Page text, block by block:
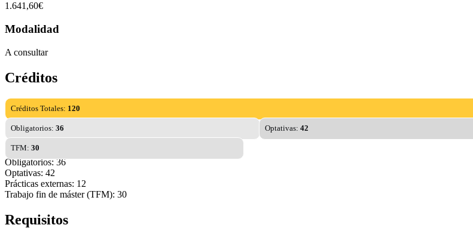
1.641,60€
Modalidad
A consultar
Créditos
Créditos Totales: 120
Obligatorios: 36 Optativas: 42
TFM: 30
Obligatorios: 36
Optativas: 42
Prácticas externas: 12
Trabajo fin de máster (TFM): 30
Requisitos